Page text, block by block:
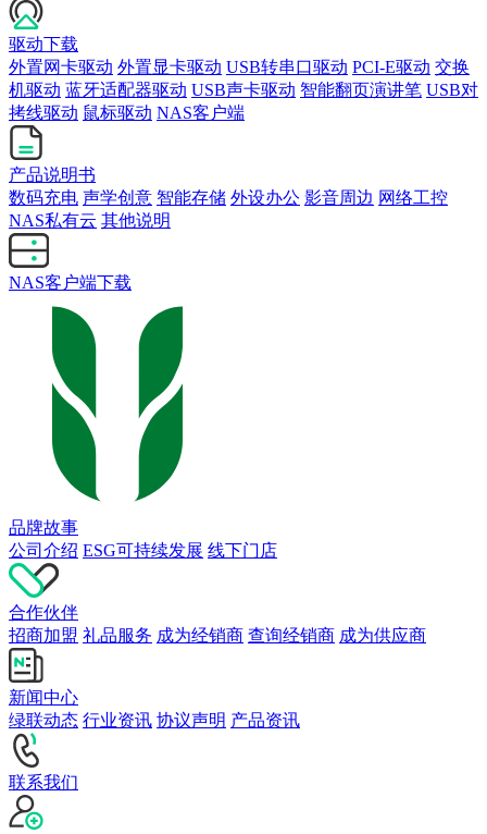
驱动下载
外置网卡驱动 外置显卡驱动 USB转串口驱动 PCI-E驱动 交换
机驱动 蓝牙适配器驱动 USB声卡驱动 智能翻页演讲笔 USB对
拷线驱动 鼠标驱动 NAS客户端
产品说明书
数码充电 声学创意 智能存储 外设办公 影音周边 网络工控
NAS私有云 其他说明
NAS客户端下载
品牌故事
公司介绍 ESG可持续发展 线下门店
合作伙伴
招商加盟 礼品服务 成为经销商 查询经销商 成为供应商
新闻中心
绿联动态 行业资讯 协议声明 产品资讯
联系我们